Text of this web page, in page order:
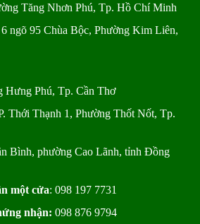
Tăng Nhơn Phú, Tp. Hồ Chí Minh
6 ngõ 95 Chùa Bộc, Phường Kim Liên,
Hưng Phú, Tp. Cần Thơ
Thới Thạnh 1, Phường Thốt Nốt, Tp.
Bình, phường Cao Lãnh, tỉnh Đồng
một cửa: 098 197 7731
nhận: 098 876 9794